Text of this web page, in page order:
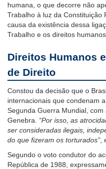
humana, o que decorre não
Trabalho à luz da Constituição
causa da existência dessa
Trabalho e os direitos humanos.
Direitos Humanos
de Direito
Constou da decisão que o
internacionais que condenam
Segunda Guerra Mundial,
Genebra. “Por isso, as
ser consideradas ilegais,
do que fizeram os torturados”
Segundo o voto condutor do
República de 1988,